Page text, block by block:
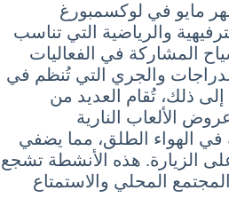
مايو في لوكسمبورغ
والرياضية التي تناسب
المشاركة في الفعاليات
والجري التي تُنظم في
ذلك، تُقام العديد من
الألعاب النارية
في الهواء الطلق، مما يضفي
الزيارة. هذه الأنشطة تشجع
المحلي والاستمتاع